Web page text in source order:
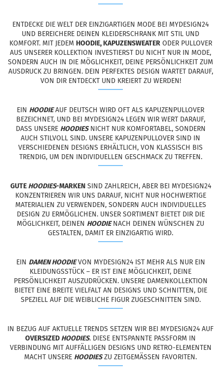
ENTDECKE DIE WELT DER EINZIGARTIGEN MODE BEI MYDESIGN24
UND BEREICHERE DEINEN KLEIDERSCHRANK MIT STIL UND
KOMFORT. MIT JEDEM HOODIE, KAPUZENSWEATERODER PULLOVER
AUS UNSERER KOLLEKTION INVESTIERST DU NICHT NUR IN MODE,
SONDERN AUCH IN DIE MÖGLICHKEIT, DEINE PERSÖNLICHKEIT ZUM
AUSDRUCK ZU BRINGEN. DEIN PERFEKTES DESIGN WARTET DARAUF,
VON DIR ENTDECKT UND KREIERT ZU WERDEN!
EIN HOODIEAUF DEUTSCH WIRD OFT ALS KAPUZENPULLOVER
BEZEICHNET, UND BEI MYDESIGN24 LEGEN WIR WERT DARAUF,
DASS UNSERE HOODIESNICHT NUR KOMFORTABEL, SONDERN
AUCH STILVOLL SIND. UNSERE KAPUZENPULLOVER SIND IN
VERSCHIEDENEN DESIGNS ERHÄLTLICH, VON KLASSISCH BIS
TRENDIG, UM DEN INDIVIDUELLEN GESCHMACK ZU TREFFEN.
GUTE HOODIES-MARKENSIND ZAHLREICH, ABER BEI MYDESIGN24
KONZENTRIEREN WIR UNS DARAUF, NICHT NUR HOCHWERTIGE
MATERIALIEN ZU VERWENDEN, SONDERN AUCH INDIVIDUELLES
DESIGN ZU ERMÖGLICHEN. UNSER SORTIMENT BIETET DIR DIE
MÖGLICHKEIT, DEINEN HOODIENACH DEINEN WÜNSCHEN ZU
GESTALTEN, DAMIT ER EINZIGARTIG WIRD.
EIN DAMEN HOODIEVON MYDESIGN24 IST MEHR ALS NUR EIN
KLEIDUNGSSTÜCK – ER IST EINE MÖGLICHKEIT, DEINE
PERSÖNLICHKEIT AUSZUDRÜCKEN. UNSERE DAMENKOLLEKTION
BIETET EINE BREITE VIELFALT AN DESIGNS UND SCHNITTEN, DIE
SPEZIELL AUF DIE WEIBLICHE FIGUR ZUGESCHNITTEN SIND.
IN BEZUG AUF AKTUELLE TRENDS SETZEN WIR BEI MYDESIGN24 AUF
OVERSIZED HOODIES. DIESE ENTSPANNTE PASSFORM IN
VERBINDUNG MIT AUFFÄLLIGEN DESIGNS UND RETRO-ELEMENTEN
MACHT UNSERE HOODIESZU ZEITGEMÄSSEN FAVORITEN.